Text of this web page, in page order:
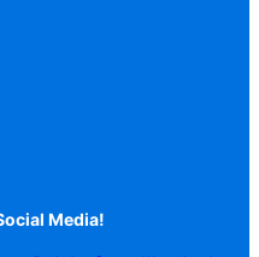
Media!